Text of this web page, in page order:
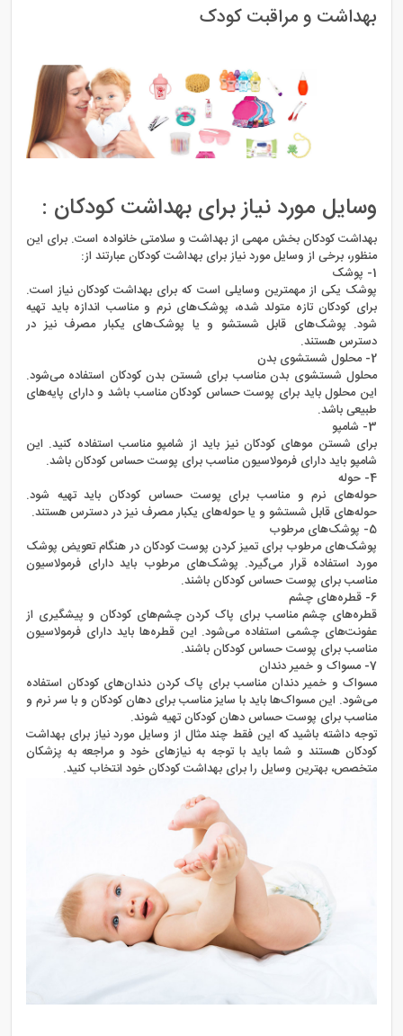
بهداشت و مراقبت کودک
وسایل مورد نیاز برای بهداشت کودکان :
بهداشت کودکان بخش مهمی از بهداشت و سلامتی خانواده است. برای این
منظور، برخی از وسایل مورد نیاز برای بهداشت کودکان عبارتند از:
1- پوشک
پوشک یکی از مهمترین وسایلی است که برای بهداشت کودکان نیاز است.
برای کودکان تازه متولد شده، پوشک‌های نرم و مناسب اندازه باید تهیه
شود. پوشک‌های قابل شستشو و یا پوشک‌های یکبار مصرف نیز در
دسترس هستند.
2- محلول شستشوی بدن
محلول شستشوی بدن مناسب برای شستن بدن کودکان استفاده می‌شود.
این محلول باید برای پوست حساس کودکان مناسب باشد و دارای پایه‌های
طبیعی باشد.
3- شامپو
برای شستن موهای کودکان نیز باید از شامپو مناسب استفاده کنید. این
شامپو باید دارای فرمولاسیون مناسب برای پوست حساس کودکان باشد.
4- حوله
حوله‌های نرم و مناسب برای پوست حساس کودکان باید تهیه شود.
حوله‌های قابل شستشو و یا حوله‌های یکبار مصرف نیز در دسترس هستند.
5- پوشک‌های مرطوب
پوشک‌های مرطوب برای تمیز کردن پوست کودکان در هنگام تعویض پوشک
مورد استفاده قرار می‌گیرد. پوشک‌های مرطوب باید دارای فرمولاسیون
مناسب برای پوست حساس کودکان باشند.
6- قطره‌های چشم
قطره‌های چشم مناسب برای پاک کردن چشم‌های کودکان و پیشگیری از
عفونت‌های چشمی استفاده می‌شود. این قطره‌ها باید دارای فرمولاسیون
مناسب برای پوست حساس کودکان باشند.
7- مسواک و خمیر دندان
مسواک و خمیر دندان مناسب برای پاک کردن دندان‌های کودکان استفاده
می‌شود. این مسواک‌ها باید با سایز مناسب برای دهان کودکان و با سر نرم و
مناسب برای پوست حساس دهان کودکان تهیه شوند.
توجه داشته باشید که این فقط چند مثال از وسایل مورد نیاز برای بهداشت
کودکان هستند و شما باید با توجه به نیازهای خود و مراجعه به پزشکان
متخصص، بهترین وسایل را برای بهداشت کودکان خود انتخاب کنید.